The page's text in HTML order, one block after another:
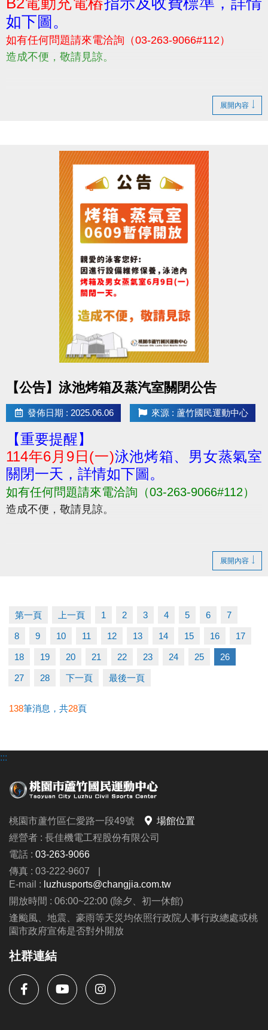
如下圖。
如有任何問題請來電洽詢（03-263-9066#112）
造成不便，敬請見諒。
展開內容
【公告】泳池烤箱及蒸汽室關閉公告
發佈日期 : 2025.06.06 來源 : 蘆竹國民運動中心
【重要提醒】
114年6月9日(一)泳池烤箱、男女蒸氣室
關閉一天，詳情如下圖。
如有任何問題請來電洽詢（03-263-9066#112）
造成不便，敬請見諒。
展開內容
第一頁 上一頁 1 2 3 4 5 6 7
8 9 10 11 12 13 14 15 16 17
18 19 20 21 22 23 24 25 26
27 28 下一頁 最後一頁
138筆消息，共28頁
:::
桃園市蘆竹區仁愛路一段49號
場館位置
經營者 : 長佳機電工程股份有限公司
電話 : 03-263-9066
傳真 : 03-222-9607
|
E-mail : luzhusports@changjia.com.tw
開放時間 : 06:00~22:00 (除夕、初一休館)
逢颱風、地震、豪雨等天災均依照行政院人事行政總處或桃
園市政府宣佈是否對外開放
社群連結